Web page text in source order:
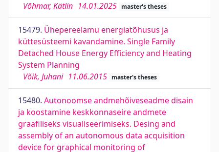
Võhmar, Kätlin 14.01.2025 master's theses
15479. Ühepereelamu energiatõhusus ja
küttesüsteemi kavandamine. Single Family
Detached House Energy Efficiency and Heating
System Planning
Võik, Juhani 11.06.2015 master's theses
15480. Autonoomse andmehõiveseadme disain
ja koostamine keskkonnaseire andmete
graafiliseks visualiseerimiseks. Desing and
assembly of an autonomous data acquisition
device for graphical monitoring of